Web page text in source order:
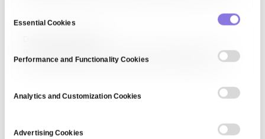
Essential Cookies
Performance and Functionality Cookies
Analytics and Customization Cookies
Advertising Cookies
특성이 다릅니다. 알고리즘과 함께 컴퓨터 과학의 근간이며, 소프트웨어
성능·확장성의 기초를 결정합니다.
데이터 복구 파이프라인(Data Repair Pipeline)은 품질 이슈가 있는
데이터를 자동으로 탐지·진단·수정하는 엔드투엔드 워크플로우입니다.
포함합니다. 대규모 엔터프라이즈 데이터와 AI 학습 파이프라인에서 수작업
개입을 줄이고 지속적 품질 관리를 가능하게 합니다.